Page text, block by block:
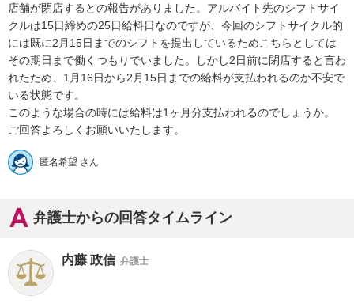
店舗が閉店するとの報告がありました。アルバイト先のシフトサイ
クルは15日締めの25日給料日なのですが、今回のシフトサイクル的
には既に2月15日までのシフトを提出しているためこちらとしては
その期日まで働くつもりでいました。しかし2日前に閉店すると言わ
れたため、1月16日から2月15日までの給料が支払われるのか不安で
いる状態です。
このような場合の時には給料は1ヶ月分支払われるのでしょうか。
ご回答よろしくお願いいたします。
匿名希望 さん
弁護士からの回答タイムライン
内藤 政信 弁護士